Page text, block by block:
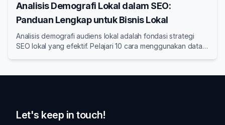
Analisis Demografi Lokal dalam SEO:
Panduan Lengkap untuk Bisnis Lokal
Analisis demografi audiens lokal adalah fondasi strategi
SEO lokal yang efektif. Pelajari 10 cara menggunakan data
Let's keep in touch!